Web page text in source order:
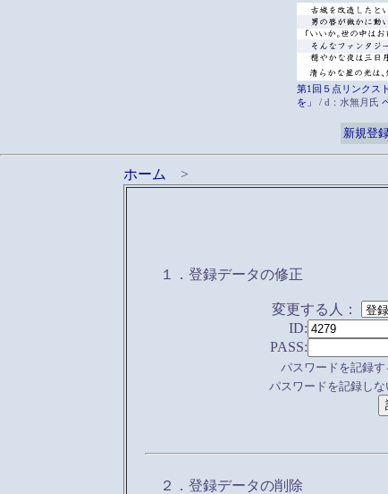
第1回５点リンクス
を」
/ d：水無月氏
新規登
ホーム >
１．登録データの修正
変更する人：
ID:
PASS:
パスワードを記録す
パスワードを記録しな
２．登録データの削除